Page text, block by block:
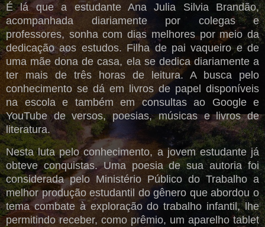
É lá que a estudante Ana Julia Silvia Brandão,
acompanhada diariamente por colegas e
professores, sonha com dias melhores por meio da
dedicação aos estudos. Filha de pai vaqueiro e de
uma mãe dona de casa, ela se dedica diariamente a
ter mais de três horas de leitura. A busca pelo
conhecimento se dá em livros de papel disponíveis
na escola e também em consultas ao Google e
YouTube de versos, poesias, músicas e livros de
literatura.
Nesta luta pelo conhecimento, a jovem estudante já
obteve conquistas. Uma poesia de sua autoria foi
considerada pelo Ministério Público do Trabalho a
melhor produção estudantil do gênero que abordou o
tema combate à exploração do trabalho infantil, lhe
permitindo receber, como prêmio, um aparelho tablet